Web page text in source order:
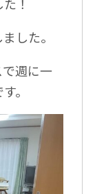
！
した。
週に一
。